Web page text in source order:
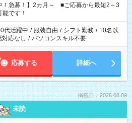
を教えてくださいね。 ※Wワーク希望
事で希望する勤務時間と、もう1つのお仕事
週40時間を超える場合は応募できません。
！急募！】2カ月～ ■ご応募から最短2～3
です！
代活躍中 / 服装自由 / シフト勤務 / 10名以
対応なし / パソコンスキル不要
応募する 詳細へ
掲載日：2026.08.09
未読